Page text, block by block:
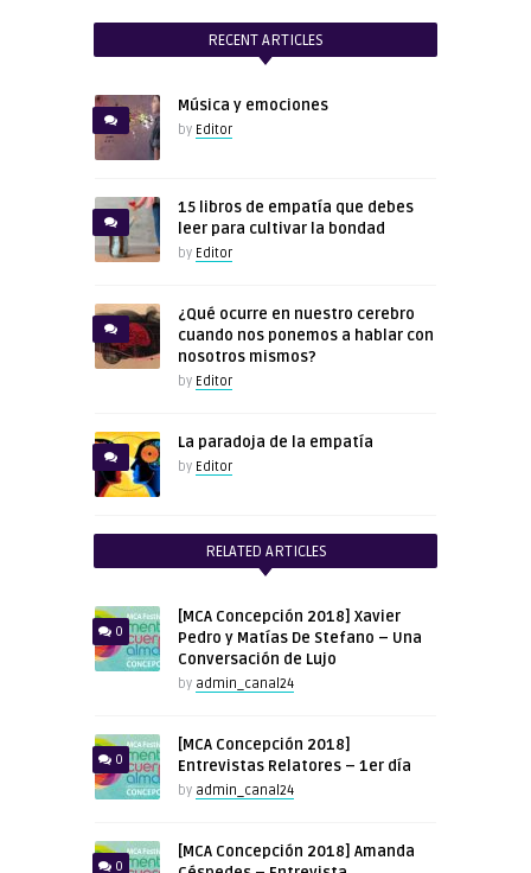
RECENT ARTICLES
Música y emociones
by Editor
15 libros de empatía que debes
leer para cultivar la bondad
by Editor
¿Qué ocurre en nuestro cerebro
cuando nos ponemos a hablar con
nosotros mismos?
by Editor
La paradoja de la empatía
by Editor
RELATED ARTICLES
0
[MCA Concepción 2018] Xavier
Pedro y Matías De Stefano – Una
Conversación de Lujo
by admin_canal24
0
[MCA Concepción 2018]
Entrevistas Relatores – 1er día
by admin_canal24
0
[MCA Concepción 2018] Amanda